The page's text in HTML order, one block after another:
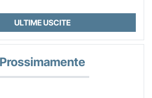
ULTIME USCITE
Prossimamente